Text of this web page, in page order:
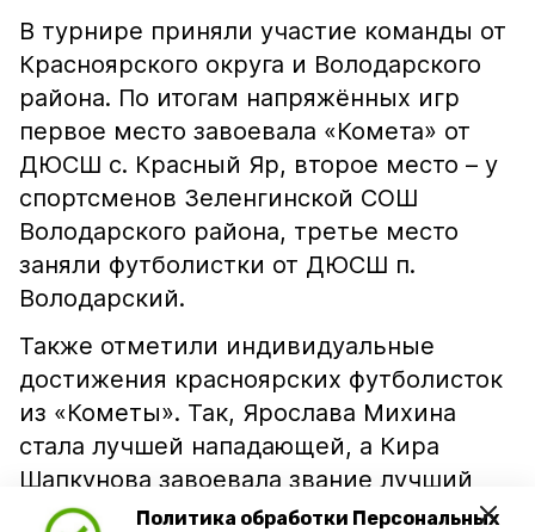
Политика обработки Персональных
В турнире приняли участие команды от
Красноярского округа и Володарского
района. По итогам напряжённых игр
первое место завоевала «Комета» от
ДЮСШ с. Красный Яр, второе место – у
спортсменов Зеленгинской СОШ
Володарского района, третье место
заняли футболистки от ДЮСШ п.
Володарский.
Также отметили индивидуальные
достижения красноярских футболисток
из «Кометы». Так, Ярослава Михина
стала лучшей нападающей, а Кира
Шапкунова завоевала звание лучший
бомбардир.